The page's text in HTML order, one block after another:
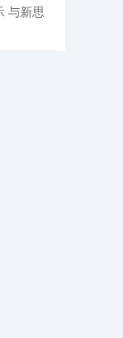
与新思